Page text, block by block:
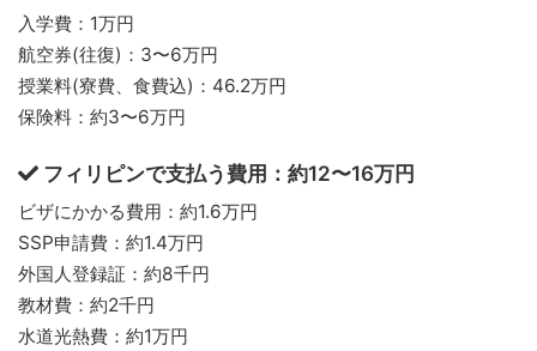
入学費：1万円
航空券(往復)：3〜6万円
授業料(寮費、食費込)：46.2万円
保険料：約3〜6万円
フィリピンで支払う費用：約12〜16万円
ビザにかかる費用：約1.6万円
SSP申請費：約1.4万円
外国人登録証：約8千円
教材費：約2千円
水道光熱費：約1万円